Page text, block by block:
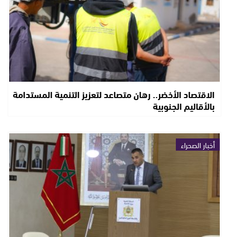
الاقتصاد الأخضر.. رهان متصاعد لتعزيز التنمية المستدامة
بالأقاليم الجنوبية
أخبار الصحراء